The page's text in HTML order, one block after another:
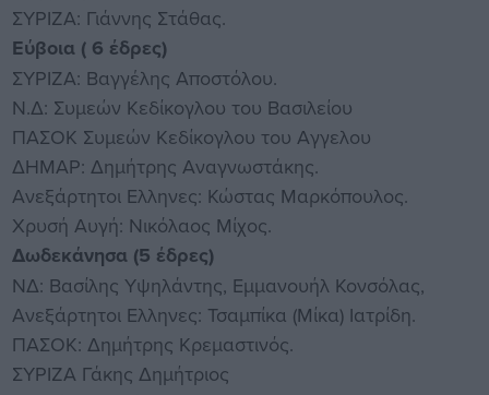
ΣΥΡΙΖΑ: Γιάννης Στάθας.
Εύβοια ( 6 έδρες)
ΣΥΡΙΖΑ: Βαγγέλης Αποστόλου.
Ν.Δ: Συμεών Κεδίκογλου του Βασιλείου
ΠΑΣΟΚ Συμεών Κεδίκογλου του Αγγελου
ΔΗΜΑΡ: Δημήτρης Αναγνωστάκης.
Ανεξάρτητοι Ελληνες: Κώστας Μαρκόπουλος.
Χρυσή Αυγή: Νικόλαος Μίχος.
Δωδεκάνησα (5 έδρες)
ΝΔ: Βασίλης Υψηλάντης, Εμμανουήλ Κονσόλας,
Ανεξάρτητοι Ελληνες: Τσαμπίκα (Μίκα) Ιατρίδη.
ΠΑΣΟΚ: Δημήτρης Κρεμαστινός.
ΣΥΡΙΖΑ Γάκης Δημήτριος